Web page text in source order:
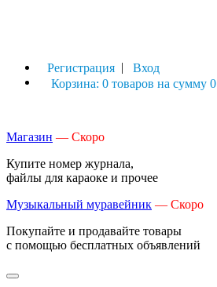
Регистрация | Вход
Корзина: 0 товаров на сумму 0
Магазин — Скоро
Купите номер журнала,
файлы для караоке и прочее
Музыкальный муравейник — Скоро
Покупайте и продавайте товары
с помощью бесплатных объявлений